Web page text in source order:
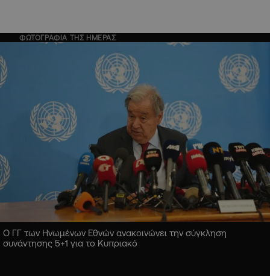
ΦΩΤΟΓΡΑΦΙΑ ΤΗΣ ΗΜΕΡΑΣ
Ο ΓΓ των Ηνωμένων Εθνών ανακοινώνει την σύγκληση
συνάντησης 5+1 για το Κυπριακό